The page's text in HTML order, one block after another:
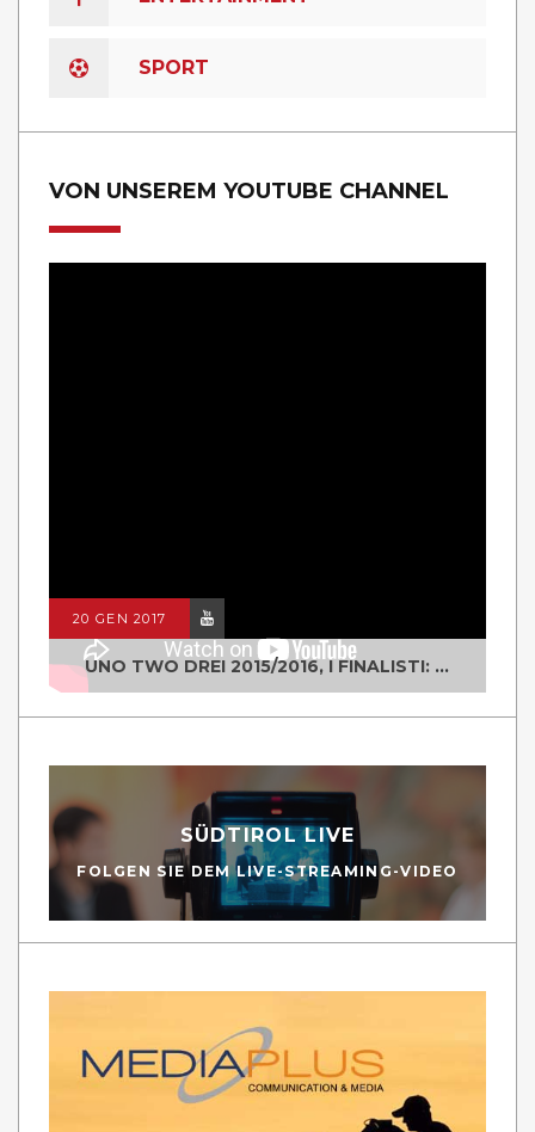
SPORT
VON UNSEREM YOUTUBE CHANNEL
20 GEN 2017
UNO TWO DREI 2015/2016, I FINALISTI: CLASSE IV ALS ISTITUTO "DEGASPERI" BORGO VALSUGANA
SÜDTIROL LIVE
FOLGEN SIE DEM LIVE-STREAMING-VIDEO